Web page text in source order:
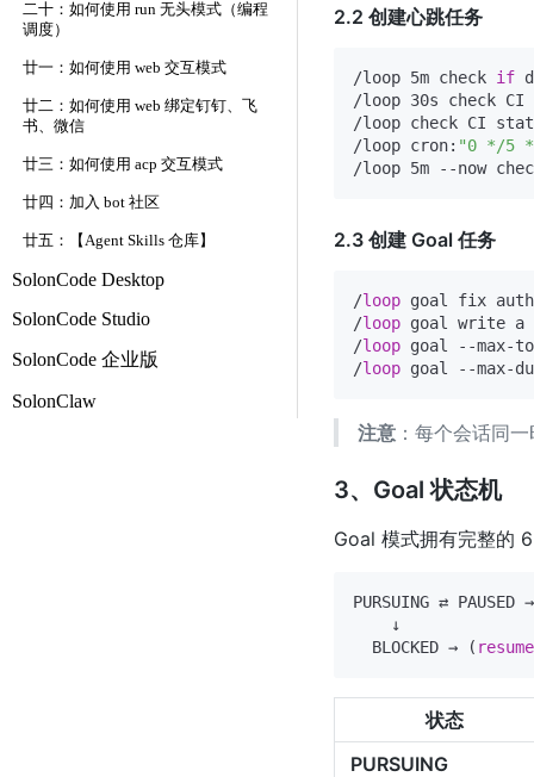
二十：如何使用 run 无头模式（编程
调度）
廿一：如何使用 web 交互模式
廿二：如何使用 web 绑定钉钉、飞
书、微信
廿三：如何使用 acp 交互模式
廿四：加入 bot 社区
廿五：【Agent Skills 仓库】
SolonCode Desktop
SolonCode Studio
SolonCode 企业版
SolonClaw
2.2 创建心跳任务
/loop 5m check if
/loop 30s check
/loop check CI
/loop cron: "0 */5
2.3 创建 Goal 任务
/loop goal fix
/loop goal write a
/loop goal --max-
/loop goal --max-
注意 ：每个会话同
3、Goal 状态机
Goal 模式拥有完整的
PURSUING ⇄
    ↓
  BLOCKED → (
resume
状态
PURSUING